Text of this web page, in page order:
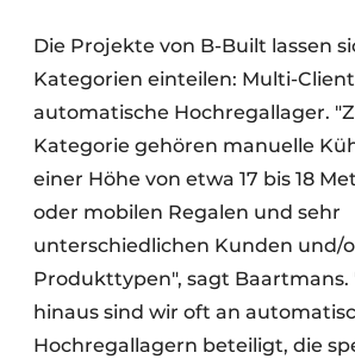
Die Projekte von B-Built lassen
Kategorien einteilen: Multi-
automatische Hochregallager.
Kategorie gehören manuelle
einer Höhe von etwa 17 bis 18
oder mobilen Regalen und sehr
unterschiedlichen Kunden und/
Produkttypen", sagt Baartmans.
hinaus sind wir oft an
Hochregallagern beteiligt, die